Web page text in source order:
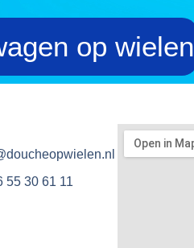
op wielen
55 30 61 11